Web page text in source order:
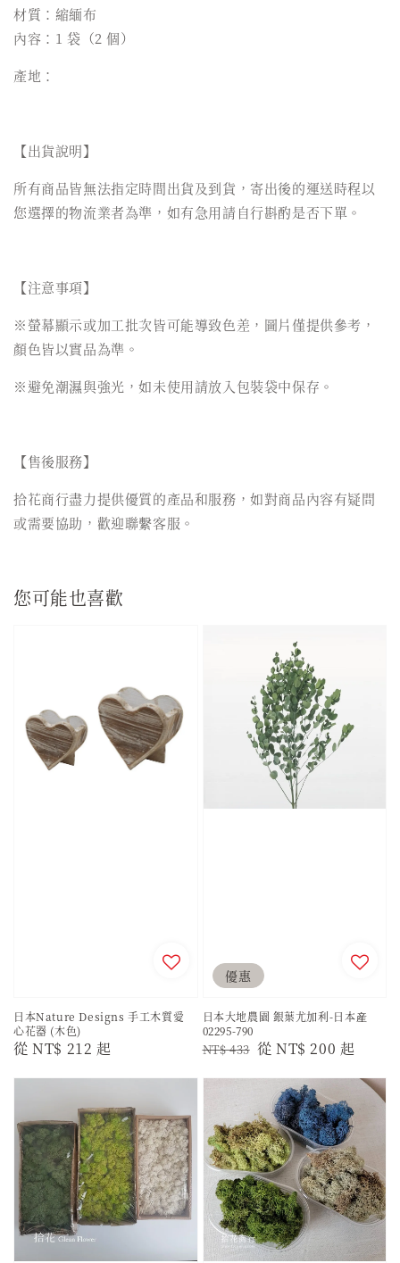
材質：縮緬布
內容：1 袋（2 個）
產地：
【出貨說明】
所有商品皆無法指定時間出貨及到貨，寄出後的運送時程以
您選擇的物流業者為準，如有急用請自行斟酌是否下單。
【注意事項】
※螢幕顯示或加工批次皆可能導致色差，圖片僅提供參考，
顏色皆以實品為準。
※避免潮濕與強光，如未使用請放入包裝袋中保存。
【售後服務】
拾花商行盡力提供優質的產品和服務，如對商品內容有疑問
或需要協助，歡迎聯繫客服。
您可能也喜歡
日本Nature Designs 手工木質愛
心花器 (木色)
Regular
從NT$ 212 起
優惠
日本大地農園 銀葉尤加利-日本産
02295-790
Regular
NT$ 433 Sale
從 NT$ 200 起